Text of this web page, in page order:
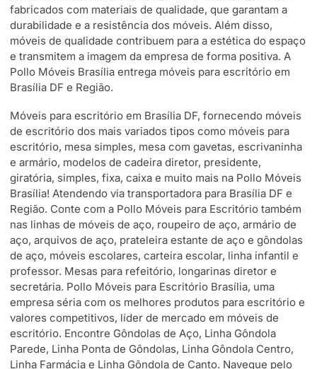
fabricados com materiais de qualidade, que garantam a
durabilidade e a resistência dos móveis. Além disso,
móveis de qualidade contribuem para a estética do espaço
e transmitem a imagem da empresa de forma positiva. A
Pollo Móveis Brasília entrega móveis para escritório em
Brasília DF e Região.
Móveis para escritório em Brasília DF, fornecendo móveis
de escritório dos mais variados tipos como móveis para
escritório, mesa simples, mesa com gavetas, escrivaninha
e armário, modelos de cadeira diretor, presidente,
giratória, simples, fixa, caixa e muito mais na Pollo Móveis
Brasília! Atendendo via transportadora para Brasília DF e
Região. Conte com a Pollo Móveis para Escritório também
nas linhas de móveis de aço, roupeiro de aço, armário de
aço, arquivos de aço, prateleira estante de aço e gôndolas
de aço, móveis escolares, carteira escolar, linha infantil e
professor. Mesas para refeitório, longarinas diretor e
secretária. Pollo Móveis para Escritório Brasília, uma
empresa séria com os melhores produtos para escritório e
valores competitivos, líder de mercado em móveis de
escritório. Encontre Gôndolas de Aço, Linha Gôndola
Parede, Linha Ponta de Gôndolas, Linha Gôndola Centro,
Linha Farmácia e Linha Gôndola de Canto. Navegue pelo